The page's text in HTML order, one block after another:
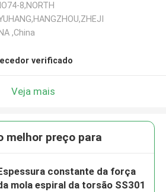
8,NORTH
,China
verificado
Veja mais
melhor preço para
constante da força
mola espiral da torsão SS301